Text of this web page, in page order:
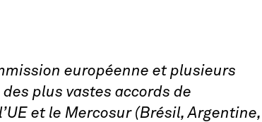
européenne et plusieurs
plus vastes accords de
et le Mercosur (Brésil, Argentine,